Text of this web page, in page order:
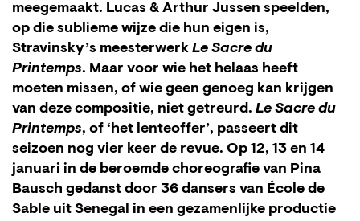
meegemaakt. Lucas & Arthur Jussen speelden,
op die sublieme wijze die hun eigen is,
Stravinsky’s meesterwerk Le Sacre du
Printemps. Maar voor wie het helaas heeft
moeten missen, of wie geen genoeg kan krijgen
van deze compositie, niet getreurd. Le Sacre du
Printemps, of ‘het lenteoffer’, passeert dit
seizoen nog vier keer de revue. Op 12, 13 en 14
januari in de beroemde choreografie van Pina
Bausch gedanst door 36 dansers van École de
Sable uit Senegal in een gezamenlijke productie